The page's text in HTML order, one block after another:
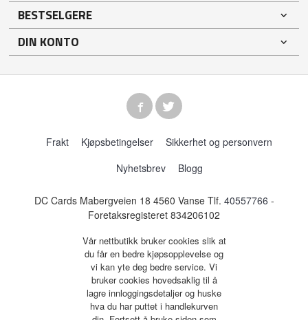
BESTSELGERE
DIN KONTO
Frakt Kjøpsbetingelser
Sikkerhet og personvern
Nyhetsbrev
Blogg
DC Cards Mabergveien 18 4560 Vanse Tlf. 40557766 -
Foretaksregisteret 834206102
Vår nettbutikk bruker cookies slik at
du får en bedre kjøpsopplevelse og
vi kan yte deg bedre service. Vi
bruker cookies hovedsaklig til å
lagre innloggingsdetaljer og huske
hva du har puttet i handlekurven